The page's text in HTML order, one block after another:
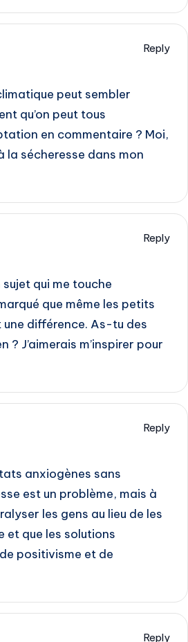
Reply
peut sembler
qu’on peut tous
en commentaire ? Moi,
la sécheresse dans mon
Reply
qui me touche
que même les petits
différence. As-tu des
J’aimerais m’inspirer pour
Reply
anxiogènes sans
est un problème, mais à
les gens au lieu de les
et que les solutions
positivisme et de
Reply